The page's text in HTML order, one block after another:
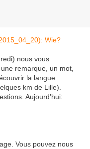
nous vous
remarque, un mot,
la langue
km de Lille).
Aujourd'hui:
Vous pouvez nous